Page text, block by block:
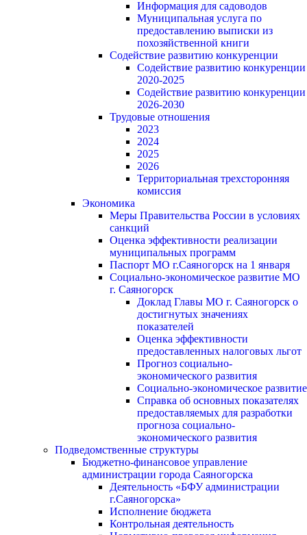
Информация для садоводов
Муниципальная услуга по
предоставлению выписки из
похозяйственной книги
Содействие развитию конкуренции
Содействие развитию конкуренции
2020-2025
Содействие развитию конкуренции
2026-2030
Трудовые отношения
2023
2024
2025
2026
Территориальная трехсторонняя
комиссия
Экономика
Меры Правительства России в условиях
санкций
Оценка эффективности реализации
муниципальных программ
Паспорт МО г.Саяногорск на 1 января
Социально-экономическое развитие МО
г. Саяногорск
Доклад Главы МО г. Саяногорск о
достигнутых значениях
показателей
Оценка эффективности
предоставленных налоговых льгот
Прогноз социально-
экономического развития
Социально-экономическое развитие
Справка об основных показателях
предоставляемых для разработки
прогноза социально-
экономического развития
Подведомственные структуры
Бюджетно-финансовое управление
администрации города Саяногорска
Деятельность «БФУ администрации
г.Саяногорска»
Исполнение бюджета
Контрольная деятельность